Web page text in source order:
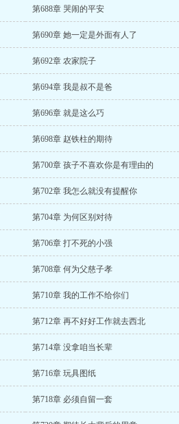
第688章 哭闹的平安
第690章 她一定是外面有人了
第692章 农家院子
第694章 我是叔不是爸
第696章 就是这么巧
第698章 赵铁柱的期待
第700章 孩子不喜欢你是有理由的
第702章 我怎么就没有提醒你
第704章 为何区别对待
第706章 打不死的小强
第708章 何为父慈子孝
第710章 我的工作不给你们
第712章 再不好好工作就去西北
第714章 没拿咱当长辈
第716章 玩具图纸
第718章 必须自留一套